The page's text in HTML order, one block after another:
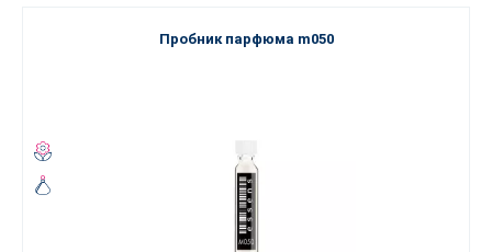
Пробник парфюма m050